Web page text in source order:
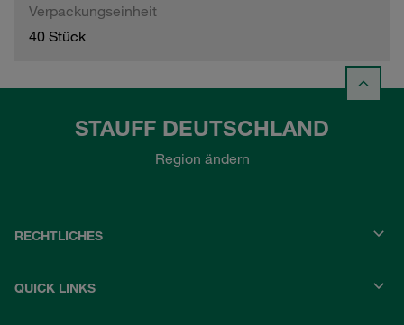
Verpackungseinheit
40 Stück
STAUFF DEUTSCHLAND
Region ändern
RECHTLICHES
QUICK LINKS